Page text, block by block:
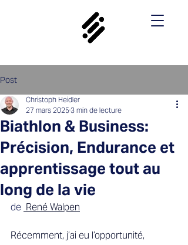
Post
Biathlon & Business:
Précision, Endurance et
apprentissage tout au
long de la vie
Christoph Heidler
27 mars 2025 3 min de lecture
de René Walpen
Récemment, j’ai eu l’opportunité,